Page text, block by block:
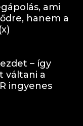
ami
hanem a
– így
váltani a
ingyenes